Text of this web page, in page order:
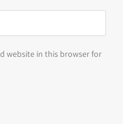
website in this browser for